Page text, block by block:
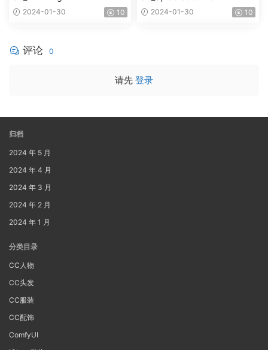
2024-01-30 10 2024-01-30 10
评论 0
请先 登录
归档
2024 年 5 月
2024 年 4 月
2024 年 3 月
2024 年 2 月
2024 年 1 月
分类目录
CC人物
CC头发
CC服装
CC配饰
ComfyUI